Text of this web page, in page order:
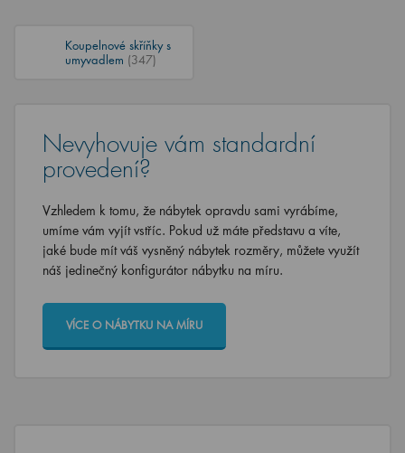
Koupelnové skříňky s
umyvadlem (347)
Nevyhovuje vám standardní
provedení?
Vzhledem k tomu, že nábytek opravdu sami vyrábíme,
umíme vám vyjít vstříc. Pokud už máte představu a víte,
jaké bude mít váš vysněný nábytek rozměry, můžete využít
náš jedinečný konfigurátor nábytku na míru.
VÍCE O NÁBYTKU NA MÍRU